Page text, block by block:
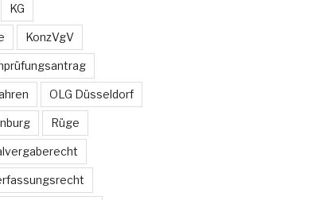
KG
KonzVgV
OLG Düsseldorf
Rüge